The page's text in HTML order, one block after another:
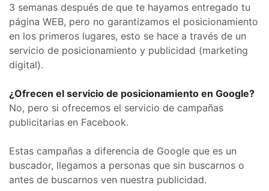
3 semanas después de que te hayamos entregado tu
página WEB, pero no garantizamos el posicionamiento
en los primeros lugares, esto se hace a través de un
servicio de posicionamiento y publicidad (marketing
digital).
¿Ofrecen el servicio de posicionamiento en Google?
No, pero si ofrecemos el servicio de campañas
publicitarias en Facebook.
Estas campañas a diferencia de Google que es un
buscador, llegamos a personas que sin buscarnos o
antes de buscarnos ven nuestra publicidad.